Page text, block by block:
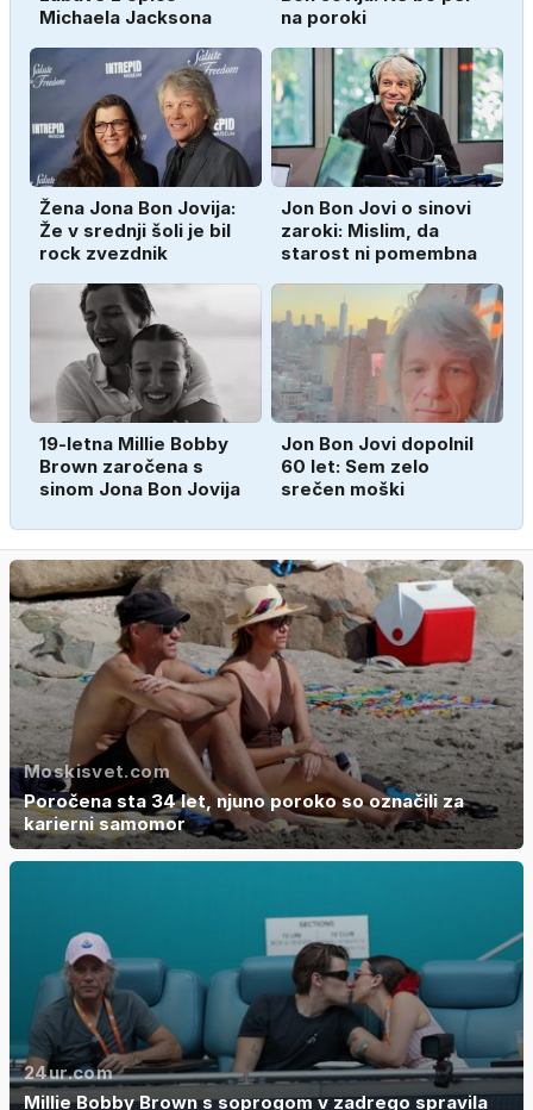
Michaela Jacksona
na poroki
Žena Jona Bon Jovija:
Že v srednji šoli je bil
rock zvezdnik
Jon Bon Jovi o sinovi
zaroki: Mislim, da
starost ni pomembna
19-letna Millie Bobby
Brown zaročena s
sinom Jona Bon Jovija
Jon Bon Jovi dopolnil
60 let: Sem zelo
srečen moški
Moskisvet.com
Poročena sta 34 let, njuno poroko so označili za
karierni samomor
24ur.com
Millie Bobby Brown s soprogom v zadrego spravila